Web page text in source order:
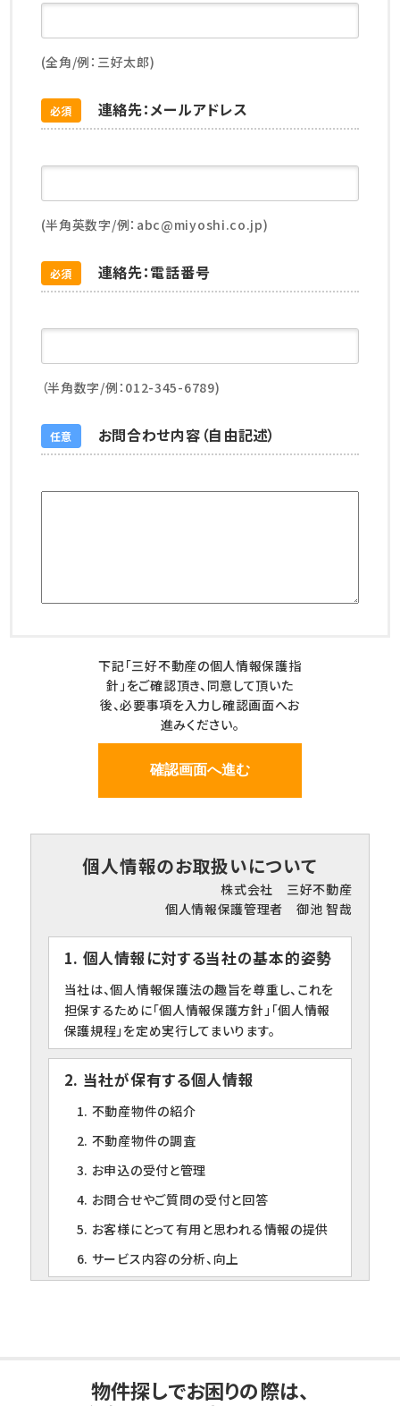
(全角/例：三好太郎)
連絡先：メールアドレス
必須
(半角英数字/例：abc@miyoshi.co.jp)
連絡先：電話番号
必須
（半角数字/例：012-345-6789)
お問合わせ内容（自由記述）
任意
下記「三好不動産の個人情報保護指
針」をご確認頂き、同意して頂いた
後、必要事項を入力し確認画面へお
進みください。
個人情報のお取扱いについて
株式会社 三好不動産
個人情報保護管理者 御池 智哉
1. 個人情報に対する当社の基本的姿勢
当社は、個人情報保護法の趣旨を尊重し、これを
担保するために「個人情報保護方針」「個人情報
保護規程」を定め実行してまいります。
2. 当社が保有する個人情報
1. 不動産物件の紹介
2. 不動産物件の調査
3. お申込の受付と管理
4. お問合せやご質問の受付と回答
5. お客様にとって有用と思われる情報の提供
6. サービス内容の分析、向上
1. ご本人の同意がある場合
物件探しでお困りの際は、